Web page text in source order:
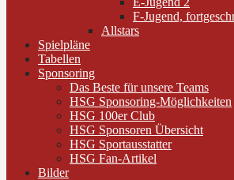
F-Jugend,
Allstars
Spielpläne
Tabellen
Sponsoring
Das Beste für unsere Teams
HSG Sponsoring-Möglichkeiten
HSG 100er Club
HSG Sponsoren Übersicht
HSG Sportausstatter
HSG Fan-Artikel
Bilder